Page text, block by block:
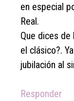
en especial
Real.
Que dices de
el clásico?.
jubilación al
Responder